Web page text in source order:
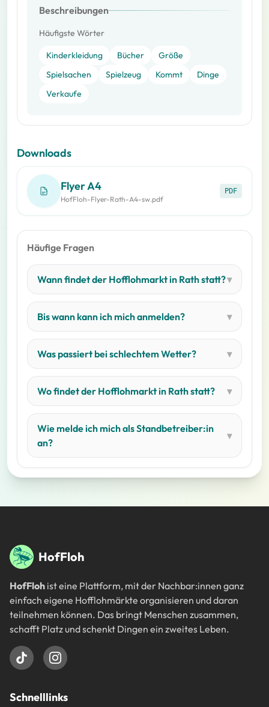
Beschreibungen
Häufigste Wörter
Kinderkleidung Bücher
Größe
Spielsachen
Spielzeug Kommt
Dinge
Verkaufe
Downloads
Flyer A4
HofFloh-Flyer-Rath-A4-sw.pdf
PDF
Häufige Fragen
Wann findet der Hofflohmarkt in Rath statt?
Bis wann kann ich mich anmelden?
Was passiert bei schlechtem Wetter?
Wo findet der Hofflohmarkt in Rath statt?
Wie melde ich mich als Standbetreiber:in
an?
FußbereichHofFloh
HofFloh ist eine Plattform, mit der Nachbar:innen ganz
einfach eigene Hofflohmärkte organisieren und daran
teilnehmen können. Das bringt Menschen zusammen,
schafft Platz und schenkt Dingen ein zweites Leben.
Schnelllinks